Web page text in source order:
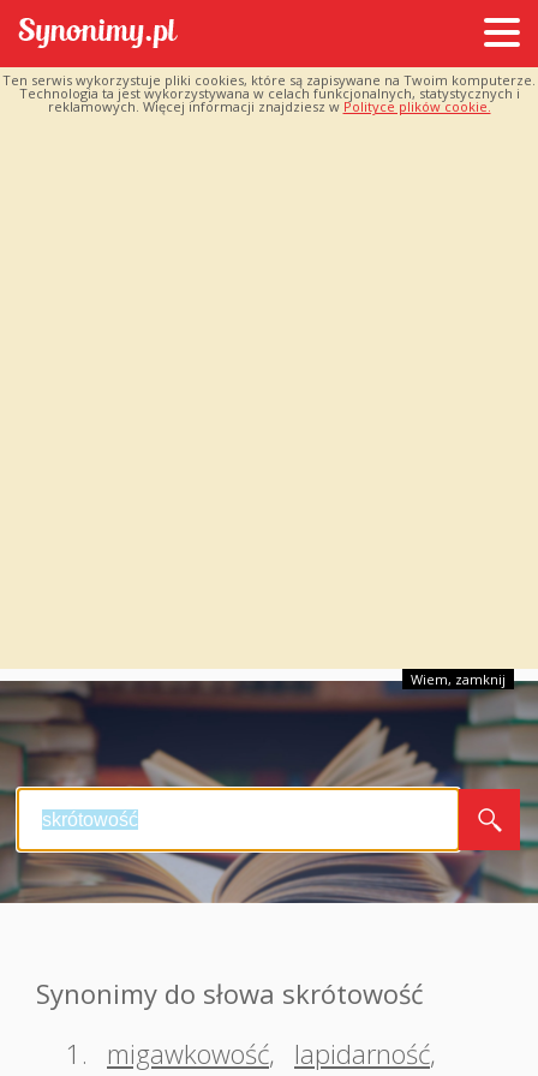
Ten serwis wykorzystuje pliki cookies, które są zapisywane na Twoim komputerze.
Technologia ta jest wykorzystywana w celach funkcjonalnych, statystycznych i
reklamowych. Więcej informacji znajdziesz w Polityce plików cookie.
Wiem, zamknij
Synonimy do słowa skrótowość
1.
migawkowość, lapidarność,